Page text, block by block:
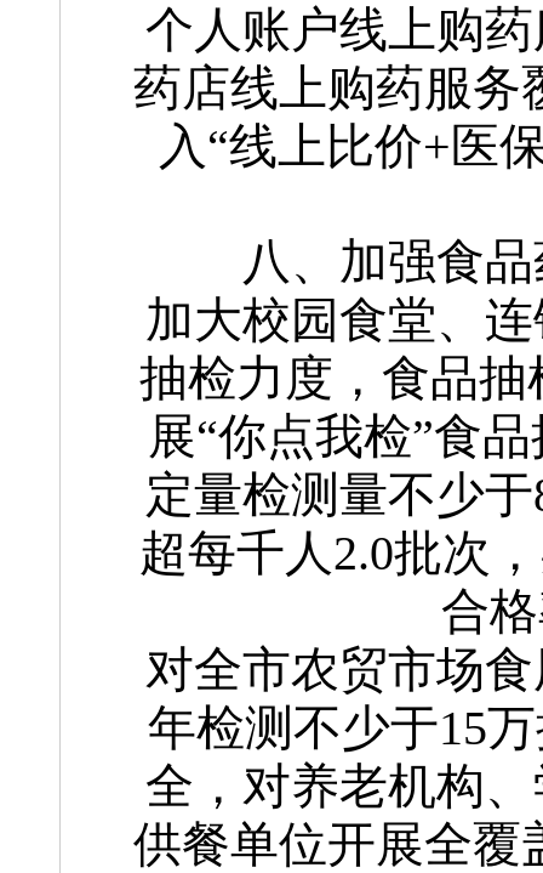
个人账户线上购
药店线上购药服务
入“线上比价+医
八、加强食
加大校园食堂、
抽检力度，食品
展“你点我检”食
定量检测量不少
超每千人2.0批次
合
对全市农贸市场
年检测不少于15
全，对养老机构
供餐单位开展全覆